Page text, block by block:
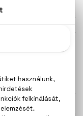
100 ml